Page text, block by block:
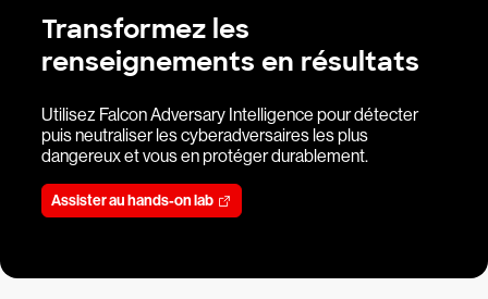
Transformez les
renseignements en résultats
Utilisez Falcon Adversary Intelligence pour détecter
puis neutraliser les cyberadversaires les plus
dangereux et vous en protéger durablement.
Assister au hands-on lab